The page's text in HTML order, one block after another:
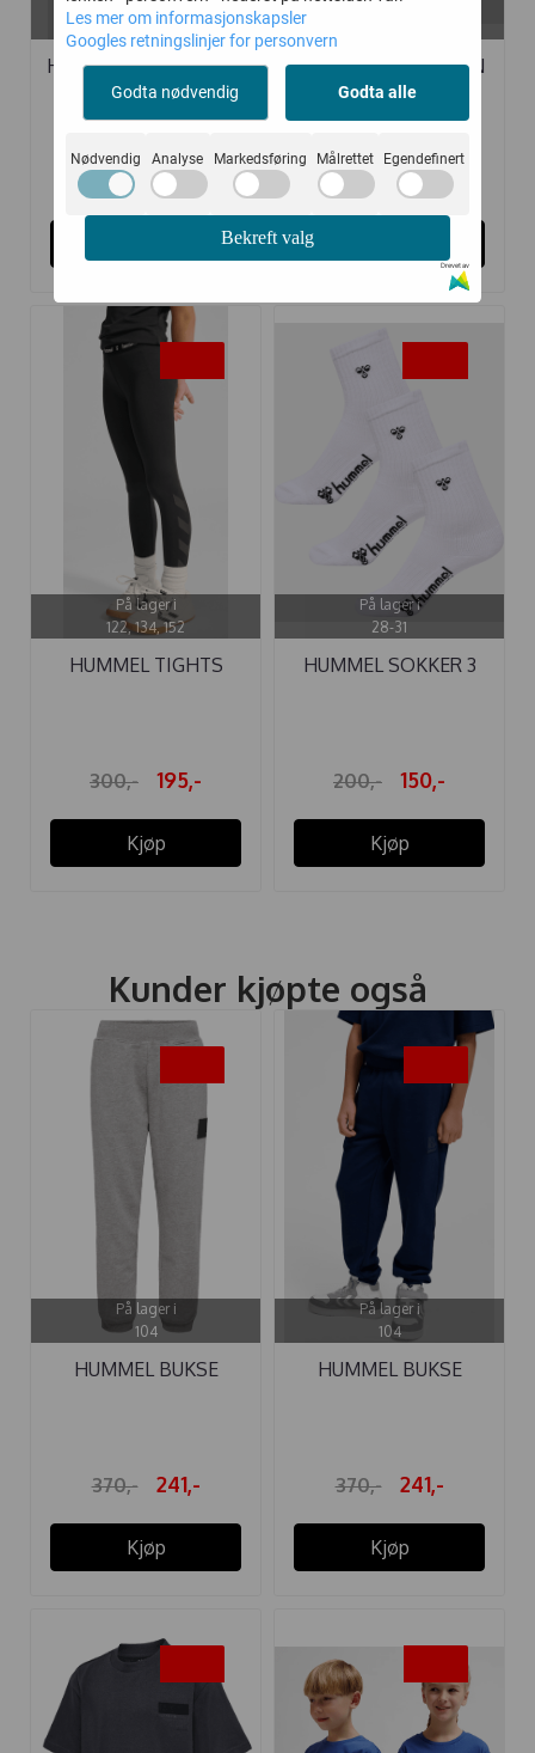
På lager i
176, 116
HUMMEL BUKSE ODIN
...
450,- 293,-
På lager i
HUMMEL JAKKE ODIN
...
480,- 312,-
På lager i
122, 134, 152
HUMMEL TIGHTS
300,- 195,-
Kjøp
På lager i
28-31
HUMMEL SOKKER 3
200,- 150,-
Kjøp
Kunder kjøpte også
På lager i
104
HUMMEL BUKSE
370,- 241,-
Kjøp
På lager i
104
HUMMEL BUKSE
370,- 241,-
Kjøp
Les mer om informasjonskapsler
Googles retningslinjer for personvern
Godta nødvendig Godta alle
Nødvendig Analyse Markedsføring Målrettet Egendefinert
Bekreft valg
Drevet av